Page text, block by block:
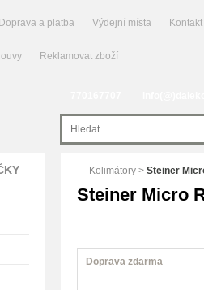
Doprava a platba Výdejní místa Kontakt
Reklamovat zboží
Kolimátory > Steiner
Steiner Micro
Doprava zdarma